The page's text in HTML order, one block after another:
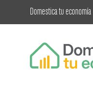
Domestica tu economía